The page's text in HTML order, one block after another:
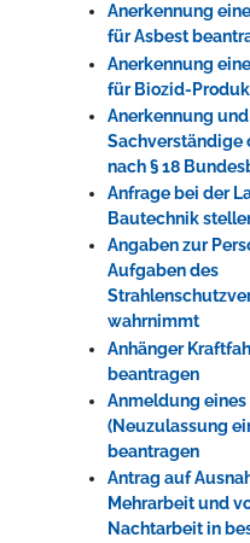
Anerkennung
für Asbest
Anerkennung
für Biozid-
Anerkennung
Sachverständige
nach § 18
Anfrage bei der
Bautechnik
Angaben zur
Aufgaben des
wahrnimmt
Anhänger
beantragen
Anmeldung
(Neuzulassung
beantragen
Antrag auf
Mehrarbeit und
Nachtarbeit in